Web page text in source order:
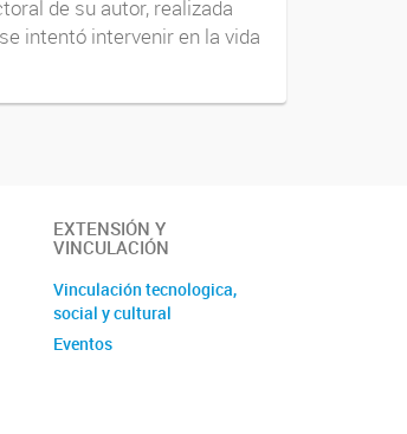
de su autor, realizada
intentó intervenir en la vida
EXTENSIÓN Y
VINCULACIÓN
Vinculación tecnologica,
social y cultural
Eventos